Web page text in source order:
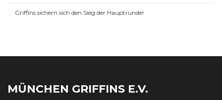
Griffins sichern sich den Sieg der Hauptrunde!
MÜNCHEN GRIFFINS E.V.